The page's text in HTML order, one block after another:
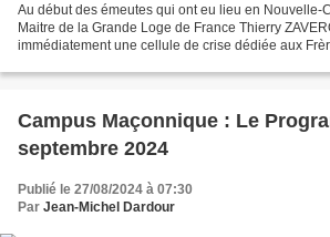
Au début des émeutes qui ont eu lieu en Nouvelle-
Maitre de la Grande Loge de France Thierry
immédiatement une cellule de crise dédiée aux
Campus Maçonnique : Le
septembre 2024
Publié le 27/08/2024 à 07:30
Par Jean-Michel Dardour